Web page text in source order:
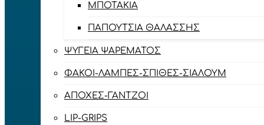
ΜΠΟΤΆΚΙΑ
ΠΑΠΟΎΤΣΙΑ ΘΑΛΆΣΣΗΣ
ΨΥΓΕΊΑ ΨΑΡΈΜΑΤΟΣ
ΦΑΚΟΊ-ΛΆΜΠΕΣ-ΣΠΊΘΕΣ-ΣΊΑΛΟΥΜ
ΑΠΌΧΕΣ-ΓΆΝΤΖΟΙ
LIP-GRIPS